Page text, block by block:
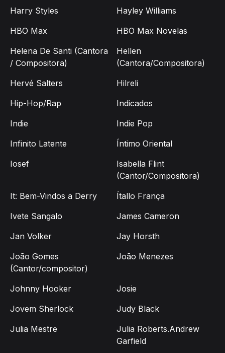
Harry Styles
Hayley Williams
HBO Max
HBO Max Novelas
Helena De Santi (Cantora
/ Compositora)
Hellen
(Cantora/Compositora)
Hervé Salters
Hilreli
Hip-Hop/Rap
Indicados
Indie
Indie Pop
Infinito Latente
Íntimo Oriental
Iosef
Isabella Flint
(Cantor/Compositora)
It: Bem-Vindos a Derry
Ítallo França
Ivete Sangalo
James Cameron
Jan Volker
Jay Horsth
João Gomes
(Cantor/compositor)
João Menezes
Johnny Hooker
Josie
Jovem Sherlock
Judy Black
Julia Mestre
Julia Roberts.Andrew
Garfield